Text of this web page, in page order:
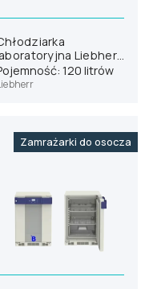
Liebherr
1001 120 litrów
Zamrażarki do osocza